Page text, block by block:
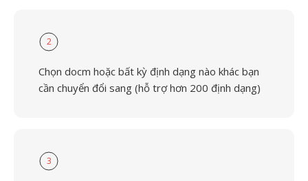
2
Chọn docm hoặc bất kỳ định dạng nào khác bạn
cần chuyển đổi sang (hỗ trợ hơn 200 định dạng)
3